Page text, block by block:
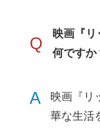
Q
映画『
何ですか
A
映画『リ
華な生活